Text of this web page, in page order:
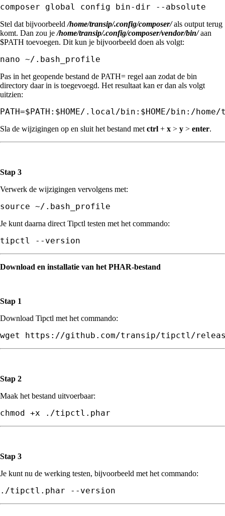
composer global config bin-dir --absolute
Stel dat bijvoorbeeld/home/transip/.config/composer/als output terug
komt. Dan zou je/home/transip/.config/composer/vendor/bin/aan
$PATH toevoegen. Dit kun je bijvoorbeeld doen als volgt:
nano ~/.bash_profile
Pas in het geopende bestand de PATH= regel aan zodat de bin
directory daar in is toegevoegd. Het resultaat kan er dan als volgt
uitzien:
PATH=$PATH:$HOME/.local/bin:$HOME/bin:/
Sla de wijzigingen op en sluit het bestand met ctrl + x > y > enter.
Stap 3
Verwerk de wijzigingen vervolgens met:
Je kunt daarna direct Tipctl testen met het commando:
tipctl --version
Download en installatie van het PHAR-bestand
Stap 1
Download Tipctl met het commando:
wget https://github.com/transip/tipctl/
Stap 2
Maak het bestand uitvoerbaar:
chmod +x ./tipctl.phar
Stap 3
Je kunt nu de werking testen, bijvoorbeeld met het commando:
./tipctl.phar --version